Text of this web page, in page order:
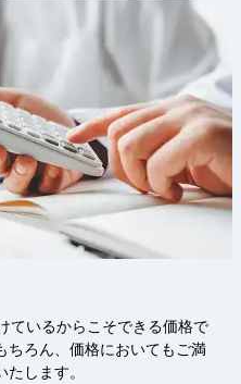
ているからこそできる価格で
ちろん、価格においてもご満
します。